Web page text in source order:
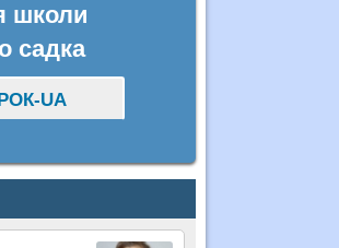
школи
садка
UA